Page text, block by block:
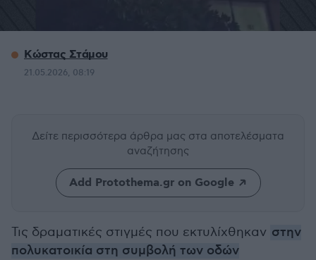
Κώστας Στάμου
21.05.2026, 08:19
Δείτε περισσότερα άρθρα μας στα αποτελέσματα
αναζήτησης
Add Protothema.gr on Google
Τις δραματικές στιγμές που εκτυλίχθηκαν στην
πολυκατοικία στη συμβολή των οδών